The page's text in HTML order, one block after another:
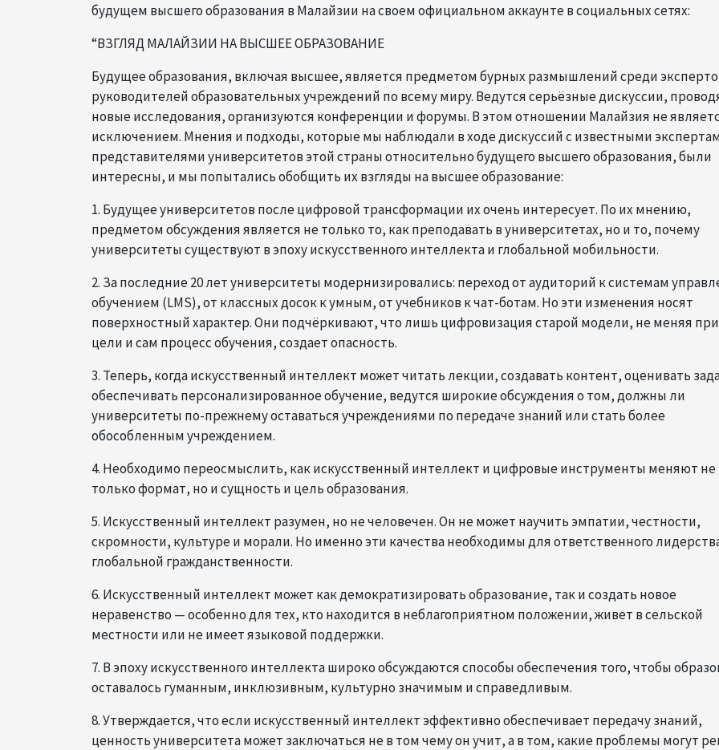
будущем высшего образования в Малайзии на своем официальном аккаунте в социальных сетях:
“ВЗГЛЯД МАЛАЙЗИИ НА ВЫСШЕЕ ОБРАЗОВАНИЕ
Будущее образования, включая высшее, является предметом бурных размышлений среди
руководителей образовательных учреждений по всему миру. Ведутся серьёзные дискуссии,
новые исследования, организуются конференции и форумы. В этом отношении Малайзия не
исключением. Мнения и подходы, которые мы наблюдали в ходе дискуссий с известными
представителями университетов этой страны относительно будущего высшего образования, были
интересны, и мы попытались обобщить их взгляды на высшее образование:
1. Будущее университетов после цифровой трансформации их очень интересует. По их мнению,
предметом обсуждения является не только то, как преподавать в университетах, но и то, почему
университеты существуют в эпоху искусственного интеллекта и глобальной мобильности.
2. За последние 20 лет университеты модернизировались: переход от аудиторий к системам
обучением (LMS), от классных досок к умным, от учебников к чат-ботам. Но эти изменения носят
поверхностный характер. Они подчёркивают, что лишь цифровизация старой модели, не меняя
цели и сам процесс обучения, создает опасность.
3. Теперь, когда искусственный интеллект может читать лекции, создавать контент, оценивать
обеспечивать персонализированное обучение, ведутся широкие обсуждения о том, должны ли
университеты по-прежнему оставаться учреждениями по передаче знаний или стать более
обособленным учреждением.
4. Необходимо переосмыслить, как искусственный интеллект и цифровые инструменты меняют не
только формат, но и сущность и цель образования.
5. Искусственный интеллект разумен, но не человечен. Он не может научить эмпатии, честности,
скромности, культуре и морали. Но именно эти качества необходимы для ответственного
глобальной гражданственности.
6. Искусственный интеллект может как демократизировать образование, так и создать новое
неравенство — особенно для тех, кто находится в неблагоприятном положении, живет в сельской
местности или не имеет языковой поддержки.
7. В эпоху искусственного интеллекта широко обсуждаются способы обеспечения того, чтобы
оставалось гуманным, инклюзивным, культурно значимым и справедливым.
8. Утверждается, что если искусственный интеллект эффективно обеспечивает передачу знаний,
ценность университета может заключаться не в том чему он учит, а в том, какие проблемы могут